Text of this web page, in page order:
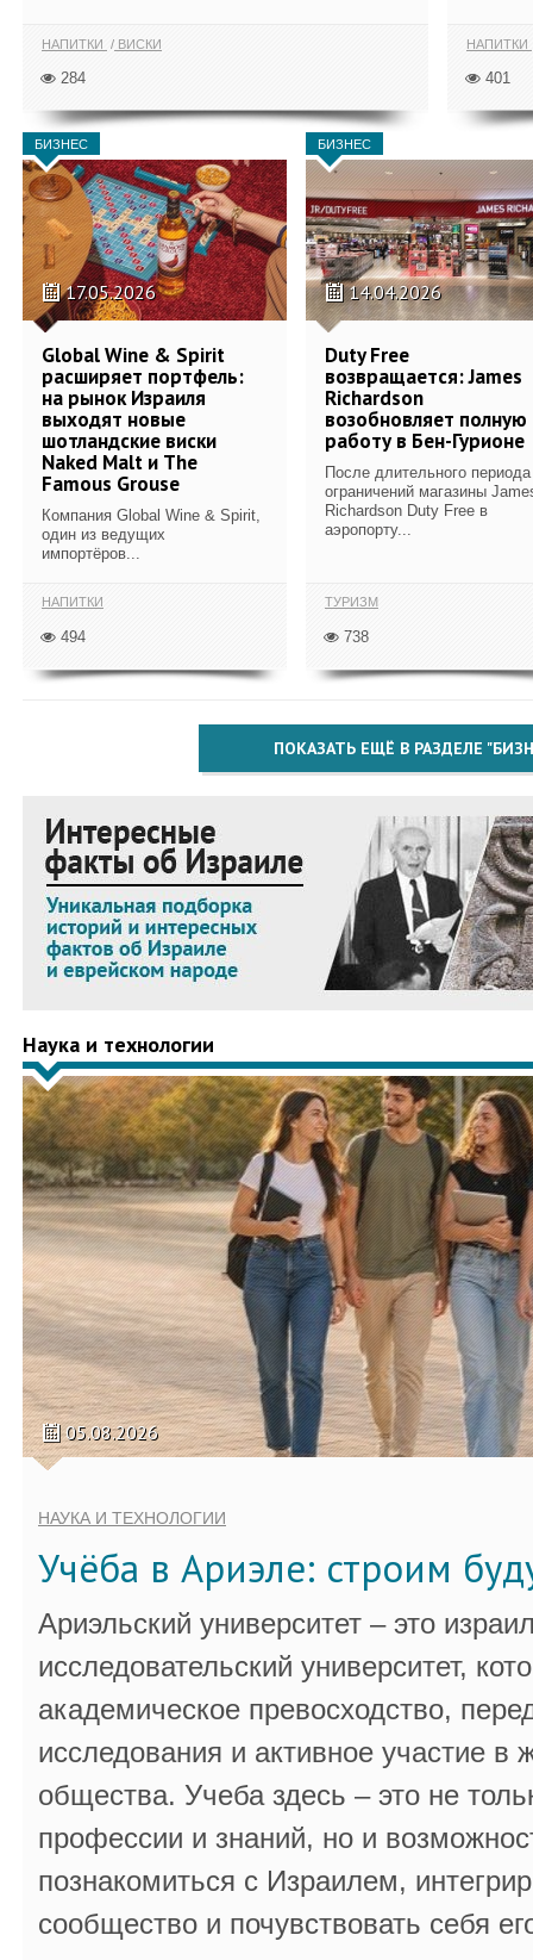
НАПИТКИ ВИСКИ
284
НАПИТКИ
401
БИЗНЕС
17.05.2026
Global Wine & Spirit
расширяет портфель:
на рынок Израиля
выходят новые
шотландские виски
Naked Malt и The
Famous Grouse
Компания Global Wine & Spirit,
один из ведущих
импортёров...
НАПИТКИ
494
БИЗНЕС
14.04.2026
Duty Free
возвращается: James
Richardson
возобновляет полную
работу в Бен-Гурионе
После длительного периода
ограничений магазины
Richardson Duty Free в
аэропорту...
ТУРИЗМ
738
ПОКАЗАТЬ ЕЩЁ В РАЗДЕЛЕ
Наука и технологии
05.08.2026
НАУКА И ТЕХНОЛОГИИ
Учёба в Ариэле: строим
Ариэльский университет – это
исследовательский университет,
академическое превосходство,
исследования и активное участие в
общества. Учеба здесь – это не
профессии и знаний, но и
познакомиться с Израилем,
сообщество и почувствовать себя